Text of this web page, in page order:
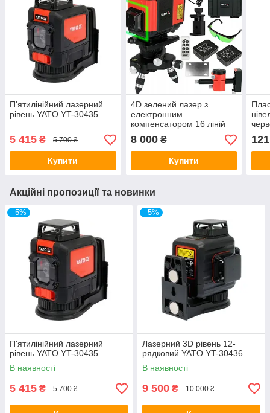
П'ятилінійний лазерний
рівень YATO YT-30435
5 415 ₴ 5 700 ₴
Купити
4D зелений лазер з
електронним
компенсатором 16 ліній
YATO YT-30424
8 000₴
Купити
121
Акційні пропозиції та новинки
–5%
П'ятилінійний лазерний
рівень YATO YT-30435
В наявності
5 415 ₴ 5 700 ₴
–5%
Лазерний 3D рівень 12-
рядковий YATO YT-30436
В наявності
9 500 ₴ 10 000 ₴